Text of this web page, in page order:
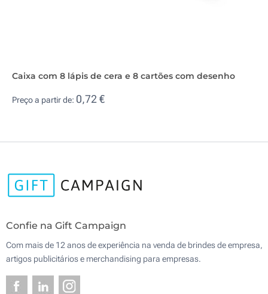
Caixa com 8 lápis de cera e 8 cartões com desenho
Preço a partir de: 0,72 €
Confie na Gift Campaign
Com mais de 12 anos de experiência na venda de brindes de empresa,
artigos publicitários e merchandising para empresas.